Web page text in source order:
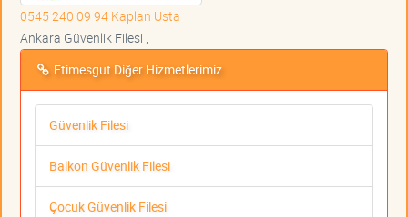
0545 240 09 94 Kaplan Usta
Ankara Güvenlik Filesi ,
Etimesgut Diğer Hizmetlerimiz
Güvenlik Filesi
Balkon Güvenlik Filesi
Çocuk Güvenlik Filesi